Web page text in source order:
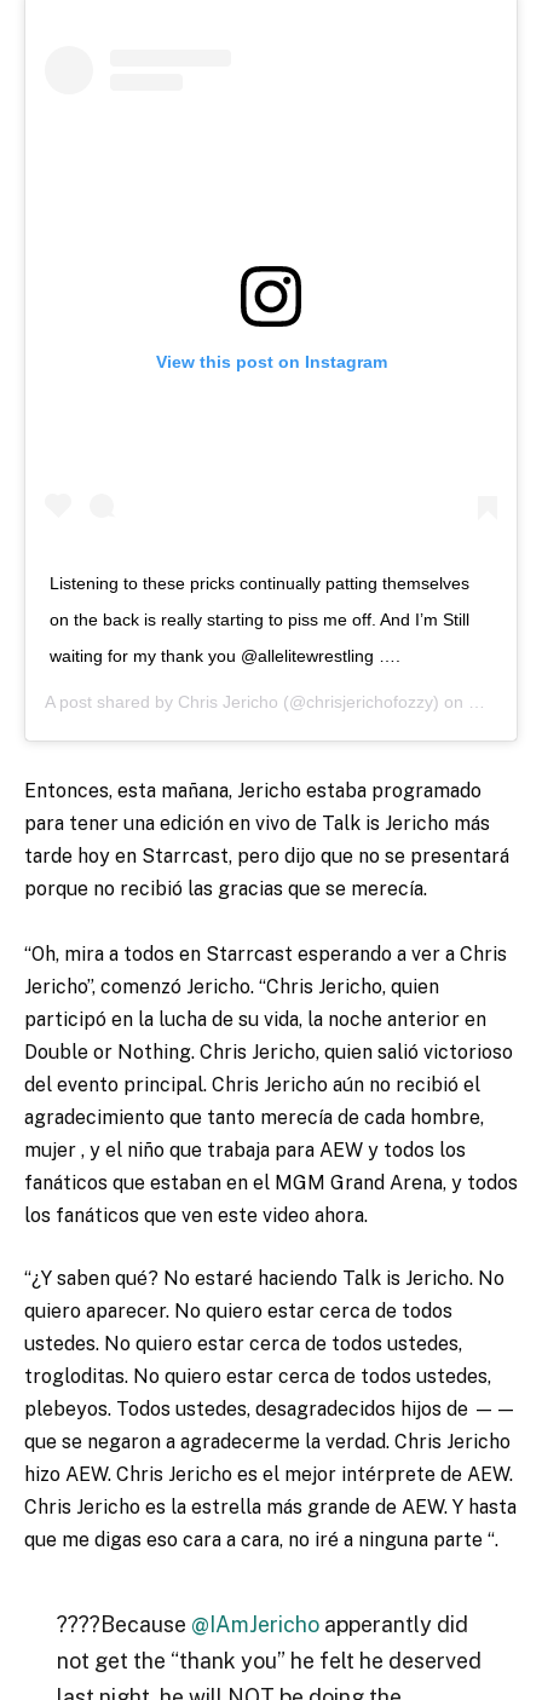
View this post on Instagram
Listening to these pricks continually patting themselves
on the back is really starting to piss me off. And I’m Still
waiting for my thank you @allelitewrestling ….
A post shared by Chris Jericho (@chrisjerichofozzy) on
Entonces, esta mañana, Jericho estaba programado
para tener una edición en vivo de Talk is Jericho más
tarde hoy en Starrcast, pero dijo que no se presentará
porque no recibió las gracias que se merecía.
“Oh, mira a todos en Starrcast esperando a ver a Chris
Jericho”, comenzó Jericho. “Chris Jericho, quien
participó en la lucha de su vida, la noche anterior en
Double or Nothing. Chris Jericho, quien salió victorioso
del evento principal. Chris Jericho aún no recibió el
agradecimiento que tanto merecía de cada hombre,
mujer , y el niño que trabaja para AEW y todos los
fanáticos que estaban en el MGM Grand Arena, y todos
los fanáticos que ven este video ahora.
“¿Y saben qué? No estaré haciendo Talk is Jericho. No
quiero aparecer. No quiero estar cerca de todos
ustedes. No quiero estar cerca de todos ustedes,
trogloditas. No quiero estar cerca de todos ustedes,
plebeyos. Todos ustedes, desagradecidos hijos de ——
que se negaron a agradecerme la verdad. Chris Jericho
hizo AEW. Chris Jericho es el mejor intérprete de AEW.
Chris Jericho es la estrella más grande de AEW. Y hasta
que me digas eso cara a cara, no iré a ninguna parte “.
????Because @IAmJerichoapperantly did
not get the “thank you” he felt he deserved